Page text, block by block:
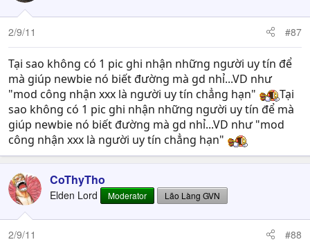
2/9/11 #87
Tại sao không có 1 pic ghi nhận những người uy tín để
mà giúp newbie nó biết đường mà gd nhỉ...VD như
"mod công nhận xxx là người uy tín chẳng hạn"
Tại
sao không có 1 pic ghi nhận những người uy tín để mà
giúp newbie nó biết đường mà gd nhỉ...VD như "mod
công nhận xxx là người uy tín chẳng hạn"
CoThyTho
Elden Lord Moderator Lão Làng GVN
2/9/11 #88